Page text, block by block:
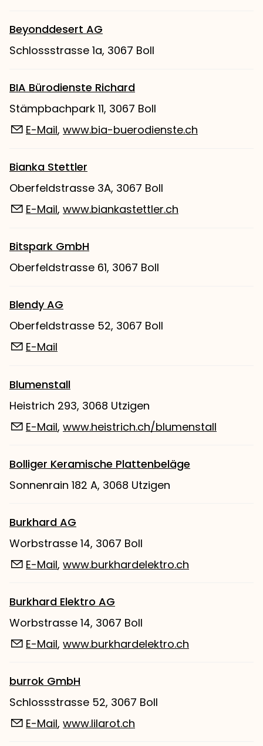
Beyonddesert AG
Schlossstrasse 1a, 3067 Boll
BIA Bürodienste Richard
Stämpbachpark 11, 3067 Boll
E-Mail, www.bia-buerodienste.ch
Bianka Stettler
Oberfeldstrasse 3A, 3067 Boll
E-Mail, www.biankastettler.ch
Bitspark GmbH
Oberfeldstrasse 61, 3067 Boll
Blendy AG
Oberfeldstrasse 52, 3067 Boll
E-Mail
Blumenstall
Heistrich 293, 3068 Utzigen
E-Mail, www.heistrich.ch/blumenstall
Bolliger Keramische Plattenbeläge
Sonnenrain 182 A, 3068 Utzigen
Burkhard AG
Worbstrasse 14, 3067 Boll
E-Mail, www.burkhardelektro.ch
Burkhard Elektro AG
Worbstrasse 14, 3067 Boll
E-Mail, www.burkhardelektro.ch
burrok GmbH
Schlossstrasse 52, 3067 Boll
E-Mail, www.lilarot.ch